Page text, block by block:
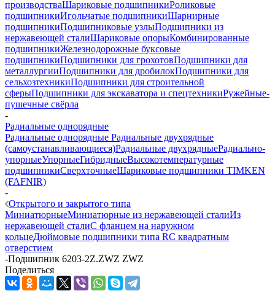
производстваШариковые подшипникиРоликовые
подшипникиИгольчатые подшипникиШарнирные
подшипникиПодшипниковые узлыПодшипники из
нержавеющей сталиШариковые опорыКомбинированные
подшипникиЖелезнодорожные буксовые
подшипникиПодшипники для грохотовПодшипники для
металлургииПодшипники для дробилокПодшипники для
сельхозтехникиПодшипники для строительной
сферыПодшипники для экскаватора и спецтехникиРужейные-
пушечные свёрла
-
Радиальные однорядные
Радиальные однорядные Радиальные двухрядные
(самоустанавливающиеся)Радиальные двухрядныеРадиально-
упорныеУпорныеГибридныеВысокотемпературные
подшипникиСверхточныеШариковые подшипники TIMKEN
(FAFNIR)
-
Открытого и закрытого типа
МиниатюрныеМиниатюрные из нержавеющей сталиИз
нержавеющей сталиС фланцем на наружном
кольцеДюймовые подшипники типа RС квадратным
отверстием
-Подшипник 6203-2Z.ZWZ ZWZ
Поделиться